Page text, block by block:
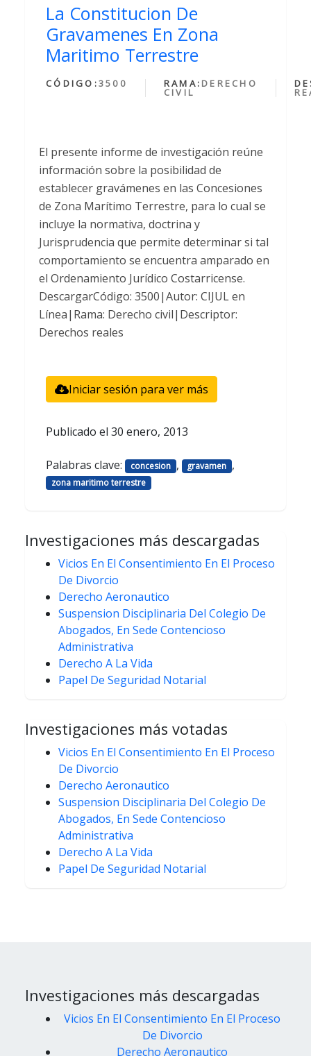
La Constitucion De
Gravamenes En Zona
Maritimo Terrestre
CÓDIGO:3500 RAMA: DERECHO
CIVIL
El presente informe de investigación reúne
información sobre la posibilidad de
establecer gravámenes en las Concesiones
de Zona Marítimo Terrestre, para lo cual se
incluye la normativa, doctrina y
Jurisprudencia que permite determinar si tal
comportamiento se encuentra amparado en
el Ordenamiento Jurídico Costarricense.
DescargarCódigo: 3500|Autor: CIJUL en
Línea|Rama: Derecho civil|Descriptor:
Derechos reales
Iniciar sesión para ver más
Publicado el 30 enero, 2013
Palabras clave: concesion , gravamen ,
zona maritimo terrestre
Investigaciones más descargadas
Vicios En El Consentimiento En El Proceso
De Divorcio
Derecho Aeronautico
Suspension Disciplinaria Del Colegio De
Abogados, En Sede Contencioso
Administrativa
Derecho A La Vida
Papel De Seguridad Notarial
Investigaciones más votadas
Vicios En El Consentimiento En El Proceso
De Divorcio
Derecho Aeronautico
Suspension Disciplinaria Del Colegio De
Abogados, En Sede Contencioso
Administrativa
Derecho A La Vida
Papel De Seguridad Notarial
Investigaciones más descargadas
Vicios En El Consentimiento En El Proceso
De Divorcio
Derecho Aeronautico